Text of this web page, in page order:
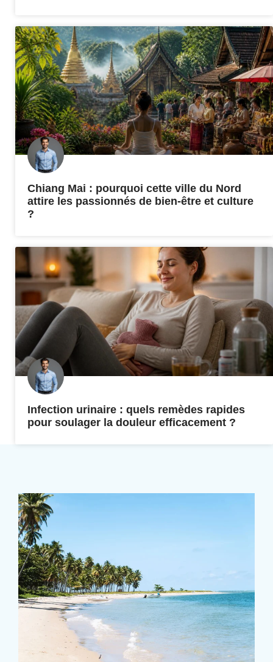
Chiang Mai : pourquoi cette ville du Nord
attire les passionnés de bien-être et culture
?
Infection urinaire : quels remèdes rapides
pour soulager la douleur efficacement ?